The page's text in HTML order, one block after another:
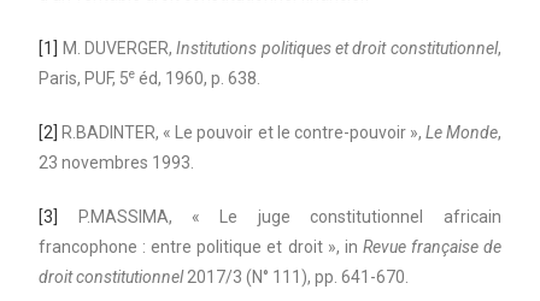
[1] M. DUVERGER,Institutions politiques et droit constitutionnel,
Paris, PUF, 5e éd, 1960, p. 638.
[2] R.BADINTER, « Le pouvoir et le contre-pouvoir », Le Monde,
23 novembres 1993.
[3]
P.MASSIMA, « Le juge constitutionnel africain
francophone : entre politique et droit », in Revue française de
droit constitutionnel2017/3 (N° 111), pp. 641-670.